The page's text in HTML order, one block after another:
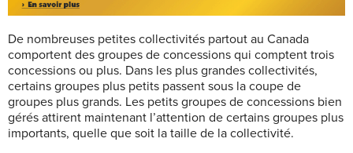
De nombreuses petites collectivités partout au Canada
comportent des groupes de concessions qui comptent trois
concessions ou plus. Dans les plus grandes collectivités,
certains groupes plus petits passent sous la coupe de
groupes plus grands. Les petits groupes de concessions bien
gérés attirent maintenant l’attention de certains groupes plus
importants, quelle que soit la taille de la collectivité.